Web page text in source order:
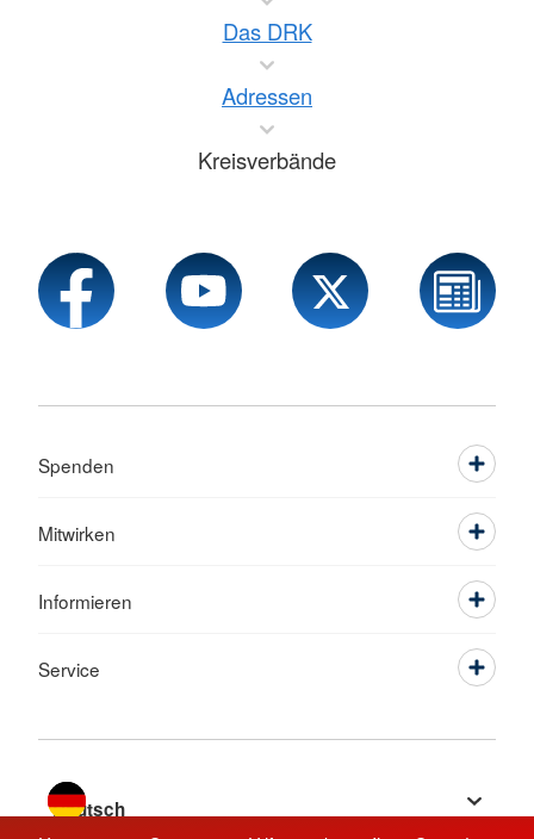
Das DRK
Adressen
Kreisverbände
Spenden
Mitwirken
Informieren
Service
Sprache wechseln zu